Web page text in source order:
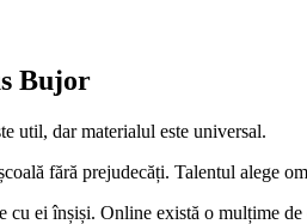
Bujor
util, dar materialul este universal.
fără prejudecăți. Talentul alege
cu ei înșiși. Online există o mulțime